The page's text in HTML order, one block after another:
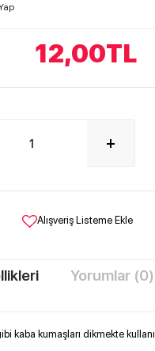
12,00TL
Alışveriş Listeme Ekle
Yorumlar (0)
kaba kumaşları dikmekte